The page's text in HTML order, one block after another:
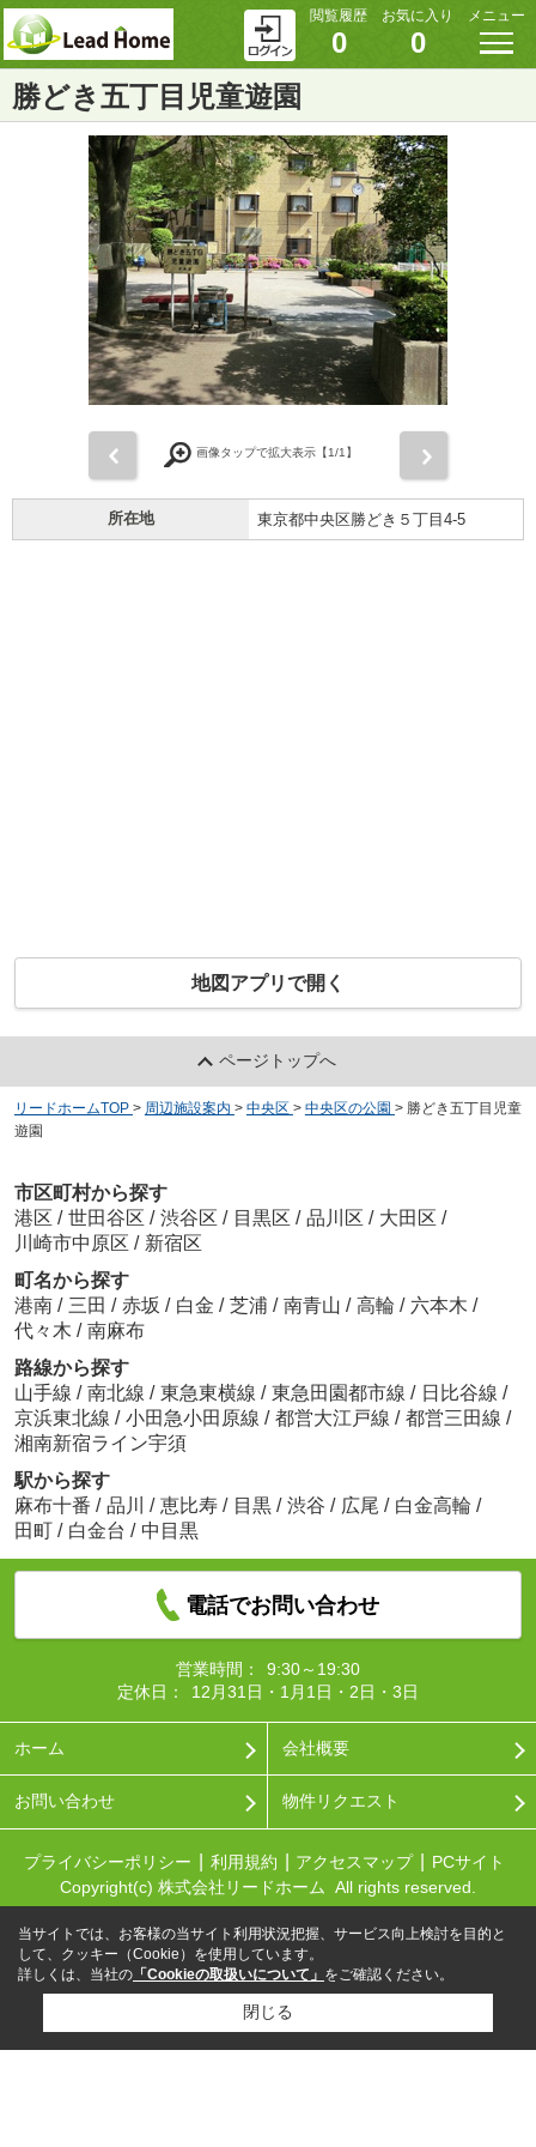
閲覧履歴
0
お気に入り
0
メニュー
勝どき五丁目児童遊園
画像タップで拡大表示【1/1】
所在地 東京都中央区勝どき５丁目4-5
地図アプリで開く
ページトップへ
リードホームTOP > 周辺施設案内 > 中央区 > 中央区の公園 > 勝どき五丁目児童
遊園
市区町村から探す
港区 / 世田谷区 / 渋谷区 / 目黒区 / 品川区 / 大田区 /
川崎市中原区 / 新宿区
町名から探す
港南 / 三田 / 赤坂 / 白金 / 芝浦 / 南青山 / 高輪 / 六本木 /
代々木 / 南麻布
路線から探す
山手線 / 南北線 / 東急東横線 / 東急田園都市線 / 日比谷線 /
京浜東北線 / 小田急小田原線 / 都営大江戸線 / 都営三田線 /
湘南新宿ライン宇須
駅から探す
麻布十番 / 品川 / 恵比寿 / 目黒 / 渋谷 / 広尾 / 白金高輪 /
田町 / 白金台 / 中目黒
電話でお問い合わせ
営業時間：
9:30～19:30
定休日：
12月31日・1月1日・2日・3日
ホーム 会社概要
お問い合わせ 物件リクエスト
プライバシーポリシー 利用規約 アクセスマップ
PCサイト
Copyright(c) 株式会社リードホーム All rights reserved.
当サイトでは、お客様の当サイト利用状況把握、サービス向上検討を目的と
して、クッキー（Cookie）を使用しています。
詳しくは、当社の 「Cookieの取扱いについて」 をご確認ください。
閉じる